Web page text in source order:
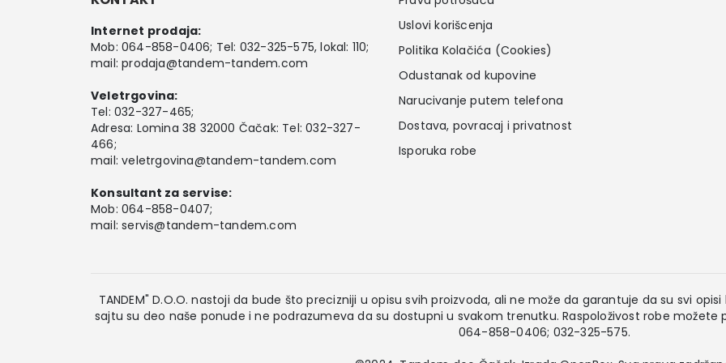
Internet prodaja:
Mob: 064-858-0406; Tel: 032-325-575, lokal: 110;
mail:prodaja@tandem-tandem.com
Veletrgovina:
Tel: 032-327-465;
Adresa: Lomina 38 32000 Čačak: Tel: 032-327-
466;
mail:veletrgovina@tandem-tandem.com
Konsultant za servise:
Mob: 064-858-0407;
mail:servis@tandem-tandem.com
Uslovi korišcenja
Politika Kolačića (Cookies)
Odustanak od kupovine
Narucivanje putem telefona
Dostava, povracaj i privatnost
Isporuka robe
TANDEM" D.O.O. nastoji da bude što precizniji u opisu svih proizvoda, ali ne može da garantuje da su svi
sajtu su deo naše ponude i ne podrazumeva da su dostupni u svakom trenutku. Raspoloživost robe
064-858-0406; 032-325-575.